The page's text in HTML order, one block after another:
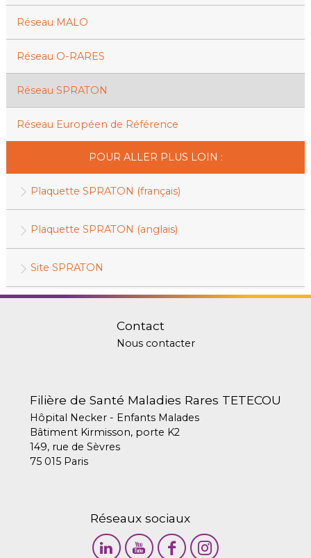
Réseau MALO
Réseau O-RARES
Réseau SPRATON
Réseau Européen de Référence
POUR ALLER PLUS LOIN :
Plaquette SPRATON (français)
Plaquette SPRATON (anglais)
Site SPRATON
Contact
Nous contacter
Filière de Santé Maladies Rares TETECOU
Hôpital Necker - Enfants Malades
Bâtiment Kirmisson, porte K2
149, rue de Sèvres
75 015 Paris
Réseaux sociaux